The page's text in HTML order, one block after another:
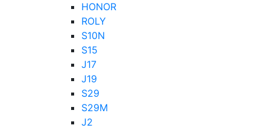
HONOR
ROLY
S10N
S15
J17
J19
S29
S29M
J2